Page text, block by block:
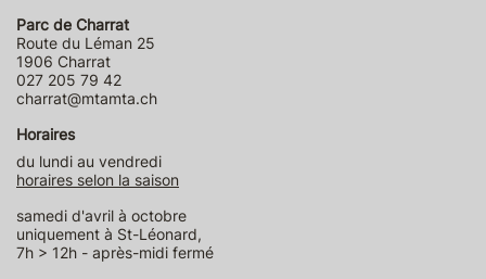
Parc de Charrat
Route du Léman 25
1906 Charrat
027 205 79 42
charrat@mtamta.ch
Horaires
du lundi au vendredi
horaires selon la saison
samedi d'avril à octobre
uniquement à St-Léonard,
7h > 12h - après-midi fermé